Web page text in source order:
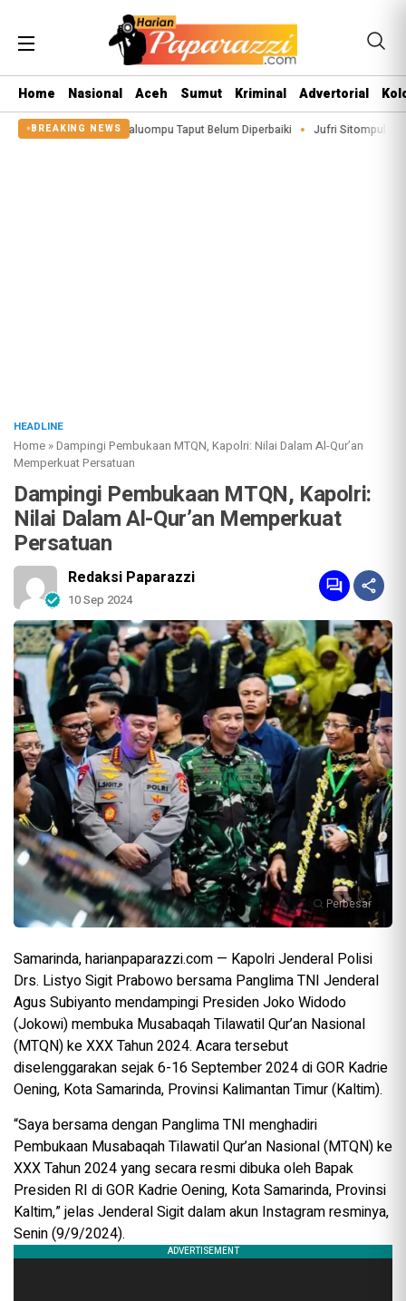
Home Nasional Aceh Sumut Kriminal Advertorial
BREAKING NEWS
di Siualuompu Taput Belum Diperbaiki Jufri Sitompul Terpilih Jadi
HEADLINE
Home »Dampingi Pembukaan MTQN, Kapolri: Nilai Dalam Al-Qur’an
Memperkuat Persatuan
Dampingi Pembukaan MTQN, Kapolri:
Nilai Dalam Al-Qur’an Memperkuat
Persatuan
Redaksi Paparazzi
10 Sep 2024
Perbesar
Samarinda, harianpaparazzi.com — Kapolri Jenderal Polisi
Drs. Listyo Sigit Prabowo bersama Panglima TNI Jenderal
Agus Subiyanto mendampingi Presiden Joko Widodo
(Jokowi) membuka Musabaqah Tilawatil Qur’an Nasional
(MTQN) ke XXX Tahun 2024. Acara tersebut
diselenggarakan sejak 6-16 September 2024 di GOR Kadrie
Oening, Kota Samarinda, Provinsi Kalimantan Timur (Kaltim).
“Saya bersama dengan Panglima TNI menghadiri
Pembukaan Musabaqah Tilawatil Qur’an Nasional (MTQN) ke
XXX Tahun 2024 yang secara resmi dibuka oleh Bapak
Presiden RI di GOR Kadrie Oening, Kota Samarinda, Provinsi
Kaltim,” jelas Jenderal Sigit dalam akun Instagram resminya,
Senin (9/9/2024).